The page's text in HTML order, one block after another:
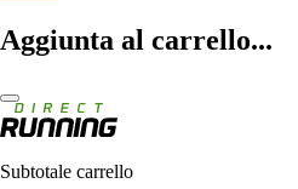
Aggiunta al carrello...
Subtotale carrello